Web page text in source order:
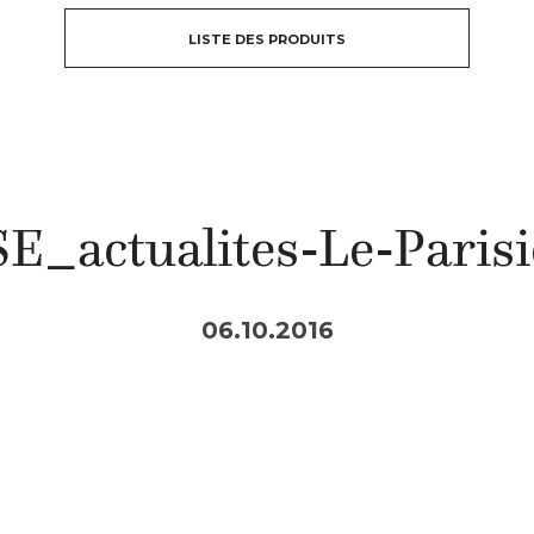
LISTE DES PRODUITS
Le-
06.10.2016